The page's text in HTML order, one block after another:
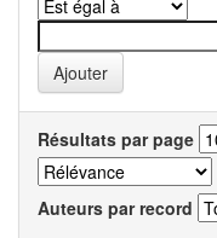
Résultats par page
Auteurs par record